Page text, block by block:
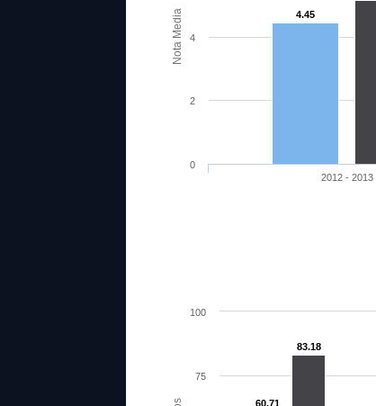
Nota Media 4.45
2012 - 2013
0
2
4
60.71
83.18
75
100